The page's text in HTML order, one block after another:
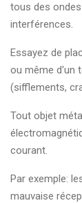
tous des
interférences.
Essayez de
ou même d'un
(sifflements,
Tout objet
courant.
Par exemple:
mauvaise